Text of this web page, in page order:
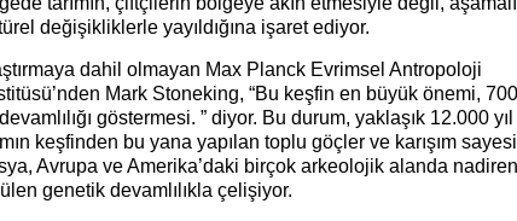
değişikliklerle yayıldığına işaret ediyor.
dahil olmayan Max Planck Evrimsel Antropoloji
Mark Stoneking, “Bu keşfin en büyük önemi,
göstermesi. ” diyor. Bu durum, yaklaşık 12.000
keşfinden bu yana yapılan toplu göçler ve karışım
Avrupa ve Amerika’daki birçok arkeolojik alanda nadiren
genetik devamlılıkla çelişiyor.